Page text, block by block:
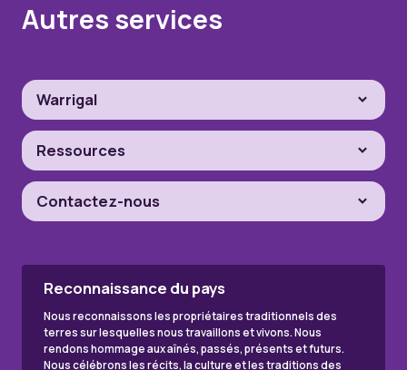
Autres services
Warrigal
Ressources
Contactez-nous
Reconnaissance du pays
Nous reconnaissons les propriétaires traditionnels des
terres sur lesquelles nous travaillons et vivons. Nous
rendons hommage aux aînés, passés, présents et futurs.
Nous célébrons les récits, la culture et les traditions des